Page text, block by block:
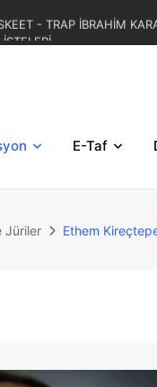
TRAP 3.
TRAP İBRAHİM
E-Taf
Jüriler Ethem